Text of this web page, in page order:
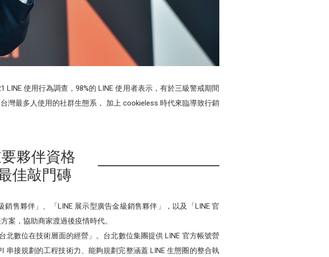
使用行為調查，98%的 LINE 使用者表示，有於三級警戒期間
灣最多人使用的社群生態系， 加上 cookieless 時代來臨導致行銷
夥伴資格
佳敲門磚
售夥伴」、「LINE 展示型廣告金級銷售夥伴」，以及「LINE 官
案，協助商家渡過後疫情時代。
數位在技術層面的經營」。台北數位集團提供 LINE 官方帳號營
串接規劃的工程技術力、能夠規劃完整涵蓋 LINE 生態圈的整合執